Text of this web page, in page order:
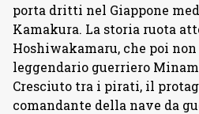
porta dritti nel Giappone
Kamakura. La storia ruota
Hoshiwakamaru, che poi
leggendario guerriero
Cresciuto tra i pirati, il
comandante della nave da